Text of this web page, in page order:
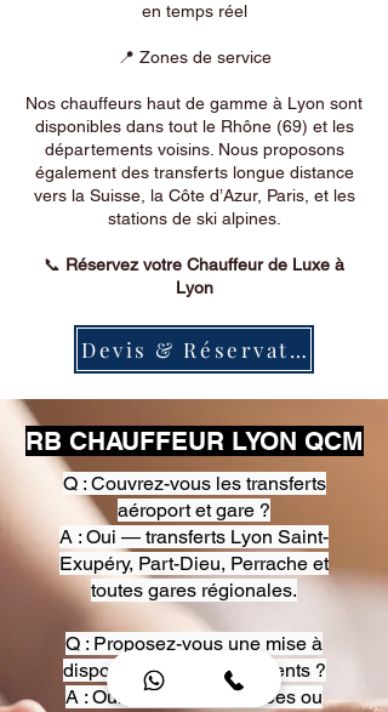
en temps réel
📍 Zones de service
Nos chauffeurs haut de gamme à Lyon sont
disponibles dans tout le Rhône (69) et les
départements voisins. Nous proposons
également des transferts longue distance
vers la Suisse, la Côte d’Azur, Paris, et les
stations de ski alpines.
📞 Réservez votre Chauffeur de Luxe à
Lyon
Devis & Réservation
RB CHAUFFEUR LYON QCM
Q : Couvrez-vous les transferts
aéroport et gare ?
A : Oui — transferts Lyon Saint-
Exupéry, Part-Dieu, Perrache et
toutes gares régionales.
Q : Proposez-vous une mise à
disposition pour événements ?
A : Oui — heures, journées ou